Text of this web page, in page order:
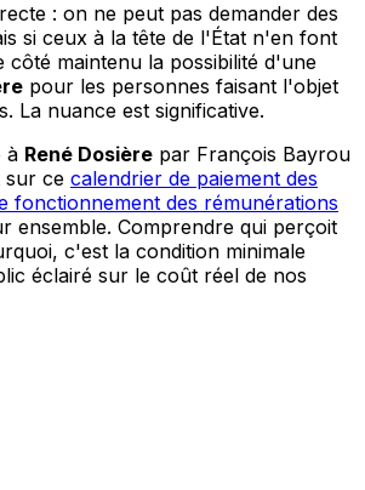
: on ne peut pas demander des
si ceux à la tête de l'État n'en font
côté maintenu la possibilité d'une
pour les personnes faisant l'objet
La nuance est significative.
à René Dosière par François Bayrou
sur ce calendrier de paiement des
fonctionnement des rémunérations
ensemble. Comprendre qui perçoit
c'est la condition minimale
éclairé sur le coût réel de nos